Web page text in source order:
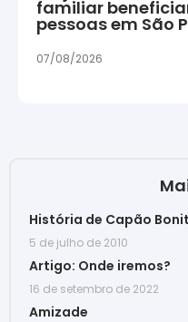
familiar
pessoas em São
07/08/2026
História de Capão
5 de julho de 2010
Artigo: Onde iremos?
16 de setembro de 2022
Amizade